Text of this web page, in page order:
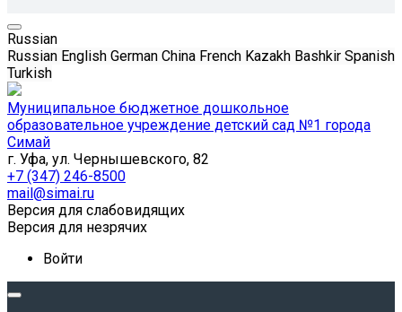
Russian
Russian English German China French Kazakh Bashkir Spanish
Turkish
Муниципальное бюджетное дошкольное
образовательное учреждение детский сад №1 города
Симай
г. Уфа, ул. Чернышевского, 82
+7 (347) 246-8500
mail@simai.ru
Версия для слабовидящих
Версия для незрячих
Войти